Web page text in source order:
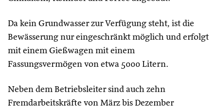
Da kein Grundwasser zur Verfügung steht, ist die
Bewässerung nur eingeschränkt möglich und erfolgt
mit einem Gießwagen mit einem
Fassungsvermögen von etwa 5000 Litern.
Neben dem Betriebsleiter sind auch zehn
Fremdarbeitskräfte von März bis Dezember